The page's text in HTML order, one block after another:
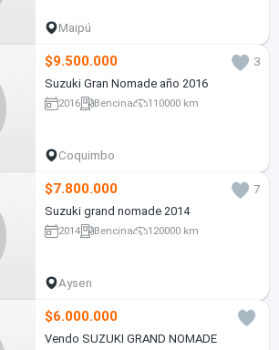
Maipú
$9.500.000
3
Suzuki Gran Nomade año 2016
2016 Bencina 110000 km
Coquimbo
$7.800.000
7
Suzuki grand nomade 2014
2014 Bencina 120000 km
Aysen
$6.000.000
Vendo SUZUKI GRAND NOMADE